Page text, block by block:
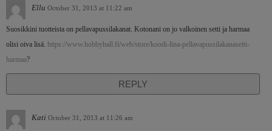
Ellu October 31, 2013 at 11:22 am
Suosikkini tuotteista on pellavapussilakanat. Kotonani on jo valkoinen setti ja harmaa
olisi oiva lisä. https://www.hobbyhall.fi/web/store/koodi-lina-pellavapussilakanasetti-
harmaa?
REPLY
Kati October 31, 2013 at 11:26 am